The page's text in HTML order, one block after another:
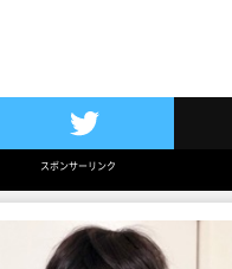
Twitterでツイート
スポンサーリンク